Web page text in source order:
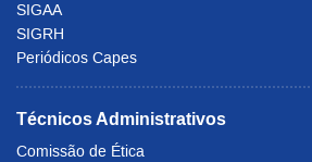
SIGAA
SIGRH
Periódicos Capes
Técnicos Administrativos
Comissão de Ética